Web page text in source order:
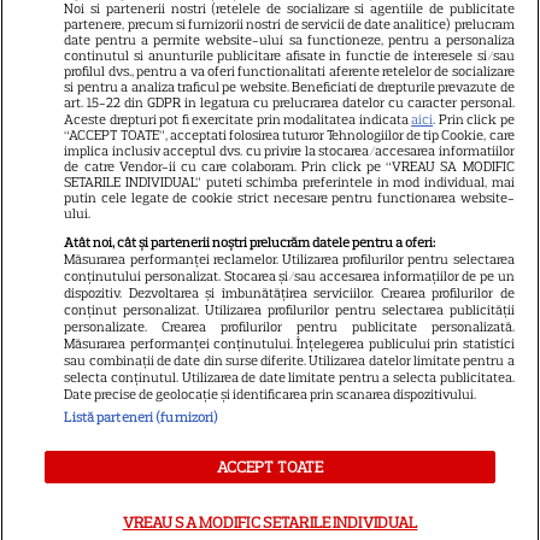
Avantaje
Elle
Unica
Retete practice
URMĂREȘTE-NE PE
Copyright2026Ringier Romania – Toate Drepturile rezervate
Jocurile de noroc sunt interzise minorilor.
Noi si partenerii nostri (retelele de socializare si agentiile de publicitate
partenere, precum si furnizorii nostri de servicii de date analitice) prelucram
date pentru a permite website-ului sa functioneze, pentru a personaliza
continutul si anunturile publicitare afisate in functie de interesele si/sau
profilul dvs., pentru a va oferi functionalitati aferente retelelor de socializare
si pentru a analiza traficul pe website. Beneficiati de drepturile prevazute de
art. 15-22 din GDPR in legatura cu prelucrarea datelor cu caracter personal.
Aceste drepturi pot fi exercitate prin modalitatea indicataaici. Prin click pe
“ACCEPT TOATE”, acceptati folosirea tuturor Tehnologiilor de tip Cookie, care
implica inclusiv acceptul dvs. cu privire la stocarea/accesarea informatiilor
de catre Vendor-ii cu care colaboram. Prin click pe “VREAU SA MODIFIC
SETARILE INDIVIDUAL” puteti schimba preferintele in mod individual, mai
putin cele legate de cookie strict necesare pentru functionarea website-
ului.
Atât noi, cât și partenerii noștri prelucrăm datele pentru a oferi:
Măsurarea performanței reclamelor. Utilizarea profilurilor pentru selectarea
conținutului personalizat. Stocarea și/sau accesarea informațiilor de pe un
dispozitiv. Dezvoltarea și îmbunătățirea serviciilor. Crearea profilurilor de
conținut personalizat. Utilizarea profilurilor pentru selectarea publicității
personalizate. Crearea profilurilor pentru publicitate personalizată.
Măsurarea performanței conținutului. Înțelegerea publicului prin statistici
sau combinații de date din surse diferite. Utilizarea datelor limitate pentru a
selecta conținutul. Utilizarea de date limitate pentru a selecta publicitatea.
Date precise de geolocație și identificarea prin scanarea dispozitivului.
Listă parteneri (furnizori)
ACCEPT TOATE
VREAU SA MODIFIC SETARILE INDIVIDUAL